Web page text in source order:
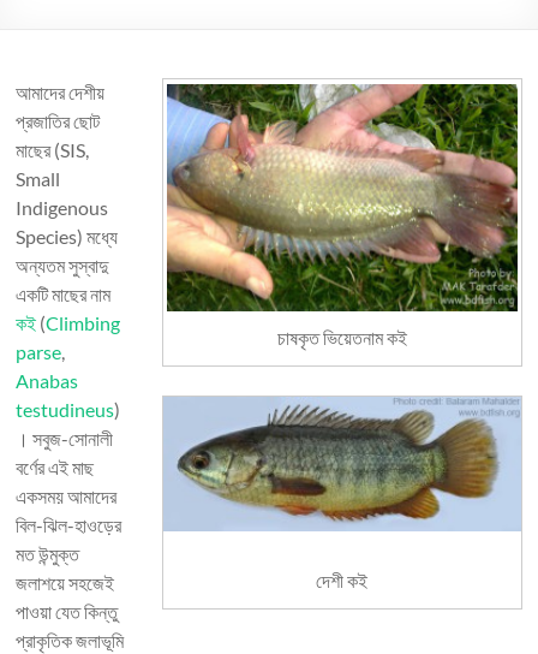
চাষকৃত ভিয়েতনাম কই
দেশী কই
আমাদের দেশীয়
প্রজাতির ছোট
মাছের (SIS,
Small
Indigenous
Species) মধ্যে
অন্যতম সুস্বাদু
একটি মাছের নাম
কই (Climbing
parse,
Anabas
testudineus)
। সবুজ-সোনালী
বর্ণের এই মাছ
একসময় আমাদের
বিল-ঝিল-হাওড়ের
মত উন্মুক্ত
জলাশয়ে সহজেই
পাওয়া যেত কিন্তু
প্রাকৃতিক জলাভূমি